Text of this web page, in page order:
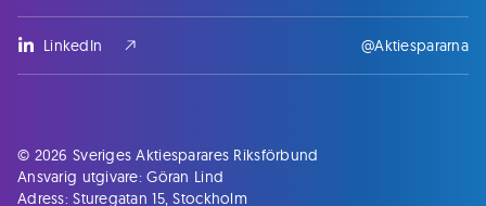
LinkedIn @Aktiespararna
© 2026 Sveriges Aktiesparares Riksförbund
Ansvarig utgivare: Göran Lind
Adress: Sturegatan 15, Stockholm